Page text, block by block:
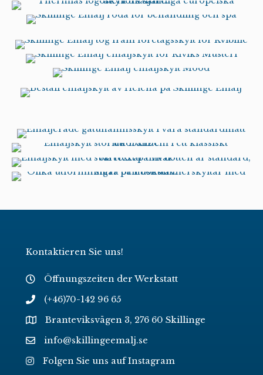
Kontaktieren Sie uns!
Öffnungszeiten der Werkstatt
(+46)70-142 96 65
Branteviksvägen 3, 276 60 Skillinge
info@skillingeemalj.se
Folgen Sie uns auf Instagram